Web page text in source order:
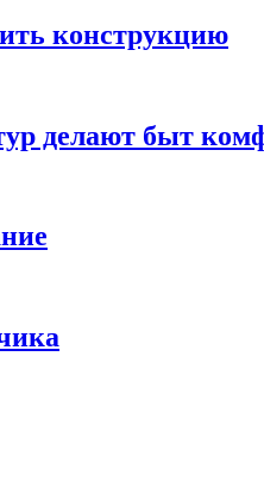
конструкцию
делают быт